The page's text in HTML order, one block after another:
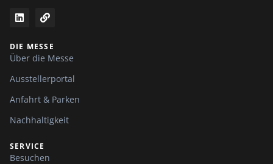
DIE MESSE
Über die Messe
Ausstellerportal
Anfahrt & Parken
Nachhaltigkeit
SERVICE
Besuchen